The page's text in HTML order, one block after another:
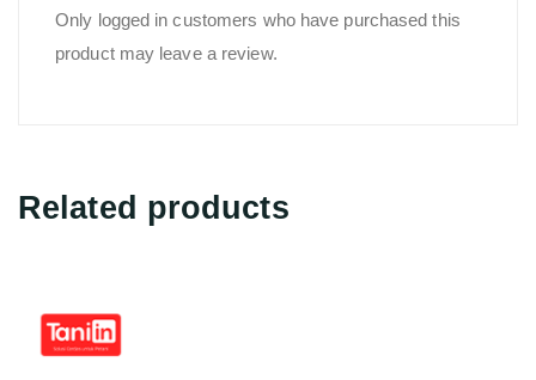
Only logged in customers who have purchased this
product may leave a review.
Related products